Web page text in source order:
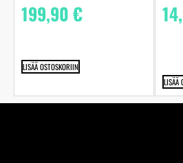
199,90€
LISÄÄ OSTOSKORIIN
LISÄÄ